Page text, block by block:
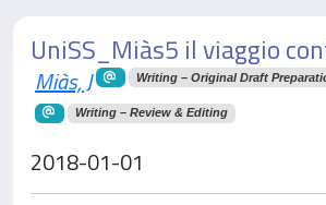
UniSS_Miàs5 il viaggio
Miàs, J Writing – Original Draft
Writing – Review & Editing
2018-01-01